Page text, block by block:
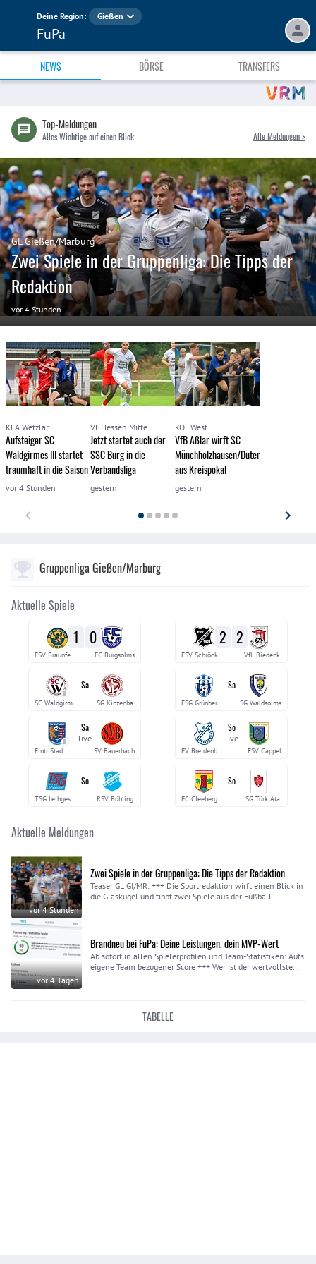
Deine Region: Gießen
FuPa
NEWS BÖRSE TRANSFERS
Top-Meldungen
Alles Wichtige auf einen Blick Alle Meldungen >
GL Gießen/Marburg
Zwei Spiele in der Gruppenliga: Die Tipps der
Redaktion
vor 4 Stunden
KLA Wetzlar
Aufsteiger SC
Waldgirmes III startet
traumhaft in die Saison
vor 4 Stunden
VL Hessen Mitte
Jetzt startet auch der
SSC Burg in die
Verbandsliga
gestern
KOL West
VfB Aßlar wirft SC
Münchholzhausen/Dutenhofen
aus Kreispokal
gestern
Gruppenliga Gießen/Marburg
Aktuelle Spiele
1 0
FSV Braunfe. FC Burgsolms
2 2
FSV Schröck VfL Biedenk.
II
Sa
SC Waldgirm. SG Kinzenba.
Sa
FSG Grünber. SG Waldsolms
II
Sa
live
Eintr. Stad. SV Bauerbach
So
live
FV Breidenb. FSV Cappel
So
TSG Leihges. RSV Bübling.
So
FC Cleeberg SG Türk Ata.
Aktuelle Meldungen
vor 4 Stunden
Zwei Spiele in der Gruppenliga: Die Tipps der Redaktion
Teaser GL GI/MR: +++ Die Sportredaktion wirft einen Blick in
die Glaskugel und tippt zwei Spiele aus der Fußball-
vor 4 Tagen
Brandneu bei FuPa: Deine Leistungen, dein MVP-Wert
Ab sofort in allen Spielerprofilen und Team-Statistiken: Aufs
eigene Team bezogener Score +++ Wer ist der wertvollste
TABELLE